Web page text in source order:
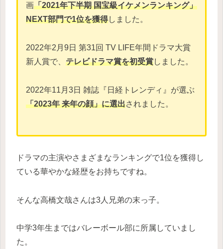
画「2021年下半期 国宝級イケメンランキング」
NEXT部門で1位を獲得しました。
2022年2月9日 第31回 TV LIFE年間ドラマ大賞
新人賞で、 テレビドラマ賞を初受賞しました。
2022年11月3日 雑誌『日経トレンディ』が選ぶ
「2023年 来年の顔」に選出されました。
ドラマの主演やさまざまなランキングで1位を獲得し
ている華やかな経歴をお持ちですね。
そんな高橋文哉さんは3人兄弟の末っ子。
中学3年生まではバレーボール部に所属していまし
た。